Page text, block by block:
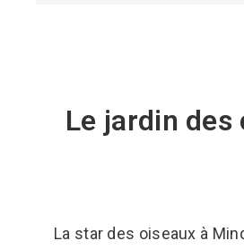
Le jardin des
La star des oiseaux à